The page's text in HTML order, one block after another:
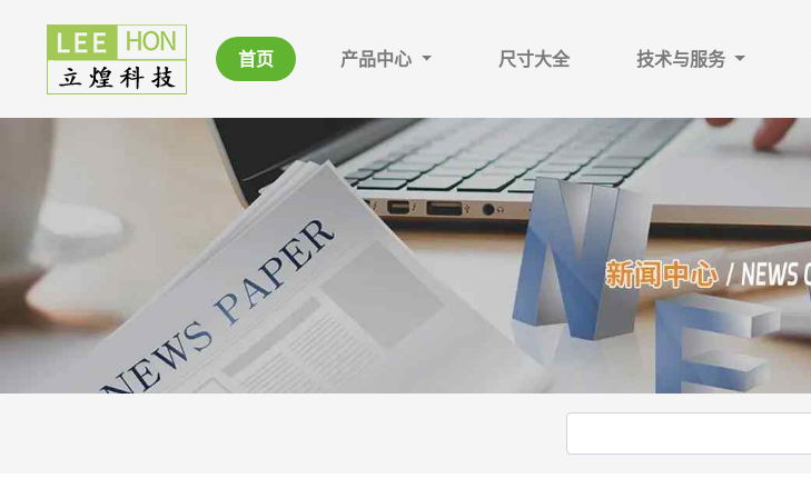
首页 产品中心 尺寸大全 技术与服务